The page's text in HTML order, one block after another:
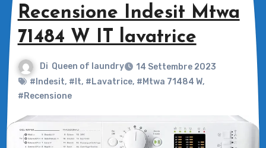
Recensione Indesit Mtwa
71484 W IT lavatrice
Di Queen of laundry
14 Settembre 2023
#Indesit, #It, #Lavatrice, #Mtwa 71484 W,
#Recensione